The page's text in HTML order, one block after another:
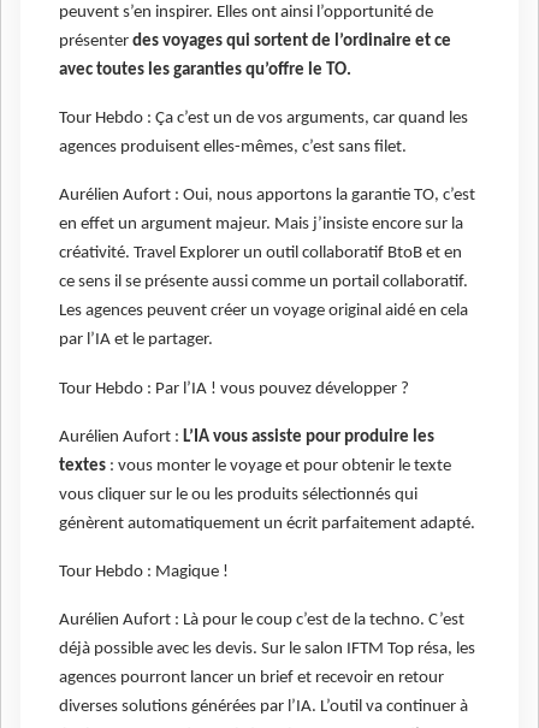
peuvent s’en inspirer. Elles ont ainsi l’opportunité de
présenter des voyages qui sortent de l’ordinaire et ce
avec toutes les garanties qu’offre le TO.
Tour Hebdo : Ça c’est un de vos arguments, car quand les
agences produisent elles-mêmes, c’est sans filet.
Aurélien Aufort : Oui, nous apportons la garantie TO, c’est
en effet un argument majeur. Mais j’insiste encore sur la
créativité. Travel Explorer un outil collaboratif BtoB et en
ce sens il se présente aussi comme un portail collaboratif.
Les agences peuvent créer un voyage original aidé en cela
par l’IA et le partager.
Tour Hebdo : Par l’IA ! vous pouvez développer ?
Aurélien Aufort : L’IA vous assiste pour produire les
textes : vous monter le voyage et pour obtenir le texte
vous cliquer sur le ou les produits sélectionnés qui
génèrent automatiquement un écrit parfaitement adapté.
Tour Hebdo : Magique !
Aurélien Aufort : Là pour le coup c’est de la techno. C’est
déjà possible avec les devis. Sur le salon IFTM Top résa, les
agences pourront lancer un brief et recevoir en retour
diverses solutions générées par l’IA. L’outil va continuer à